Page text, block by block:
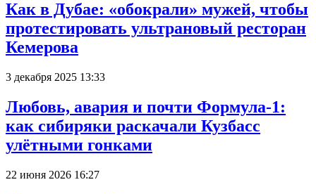
Как в Дубае: «обокрали» мужей, чтобы
протестировать ультрановый ресторан
Кемерова
3 декабря 2025 13:33
Любовь, авария и почти Формула-1:
как сибиряки раскачали Кузбасс
улётными гонками
22 июня 2026 16:27